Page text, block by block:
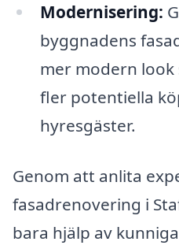
Modernisering:
byggnadens
mer modern
fler potentiella
hyresgäster.
Genom att anlita
fasadrenovering i
bara hjälp av